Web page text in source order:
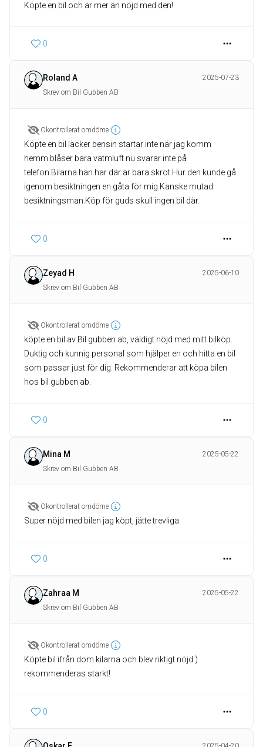
Köpte en bil och är mer än nöjd med den!
0
Roland A
2025-07-23
Skrev om Bil Gubben AB
Okontrollerat omdöme
Köpte en bil läcker bensin startar inte när jag komm
hemm.blåser bara vatmluft nu svarar inte på
telefon.Bilarna han har där är bara skrot.Hur den kunde gå
igenom besiktningen en gåta för mig.Kanske mutad
besiktningsman.Köp för guds skull ingen bil där.
0
Zeyad H
2025-06-10
Skrev om Bil Gubben AB
Okontrollerat omdöme
köpte en bil av Bil gubben ab, väldigt nöjd med mitt bilköp.
Duktig och kunnig personal som hjälper en och hitta en bil
som passar just för dig. Rekommenderar att köpa bilen
hos bil gubben ab.
0
Mina M
2025-05-22
Skrev om Bil Gubben AB
Okontrollerat omdöme
Super nöjd med bilen jag köpt, jätte trevliga.
0
Zahraa M
2025-05-22
Skrev om Bil Gubben AB
Okontrollerat omdöme
Köpte bil ifrån dom kilarna och blev riktigt nöjd:)
rekommenderas starkt!
0